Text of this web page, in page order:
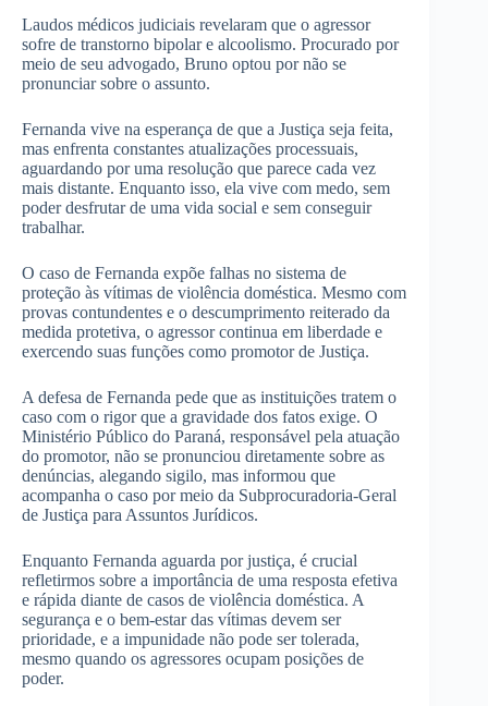
Laudos médicos judiciais revelaram que o agressor
sofre de transtorno bipolar e alcoolismo. Procurado por
meio de seu advogado, Bruno optou por não se
pronunciar sobre o assunto.
Fernanda vive na esperança de que a Justiça seja feita,
mas enfrenta constantes atualizações processuais,
aguardando por uma resolução que parece cada vez
mais distante. Enquanto isso, ela vive com medo, sem
poder desfrutar de uma vida social e sem conseguir
trabalhar.
O caso de Fernanda expõe falhas no sistema de
proteção às vítimas de violência doméstica. Mesmo com
provas contundentes e o descumprimento reiterado da
medida protetiva, o agressor continua em liberdade e
exercendo suas funções como promotor de Justiça.
A defesa de Fernanda pede que as instituições tratem o
caso com o rigor que a gravidade dos fatos exige. O
Ministério Público do Paraná, responsável pela atuação
do promotor, não se pronunciou diretamente sobre as
denúncias, alegando sigilo, mas informou que
acompanha o caso por meio da Subprocuradoria-Geral
de Justiça para Assuntos Jurídicos.
Enquanto Fernanda aguarda por justiça, é crucial
refletirmos sobre a importância de uma resposta efetiva
e rápida diante de casos de violência doméstica. A
segurança e o bem-estar das vítimas devem ser
prioridade, e a impunidade não pode ser tolerada,
mesmo quando os agressores ocupam posições de
poder.